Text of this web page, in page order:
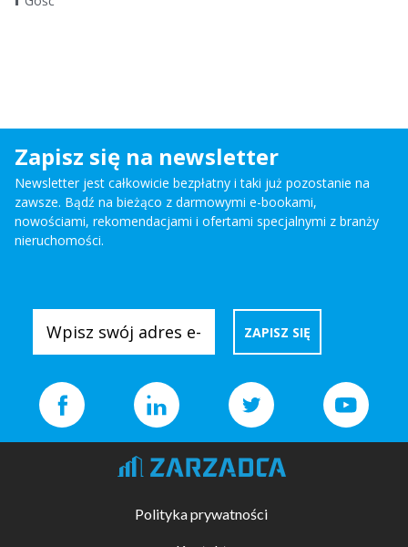
Zapisz się na newsletter
Newsletter jest całkowicie bezpłatny i taki już pozostanie na
zawsze. Bądź na bieżąco z darmowymi e-bookami,
nowościami, rekomendacjami i ofertami specjalnymi z branży
nieruchomości.
Polityka prywatności